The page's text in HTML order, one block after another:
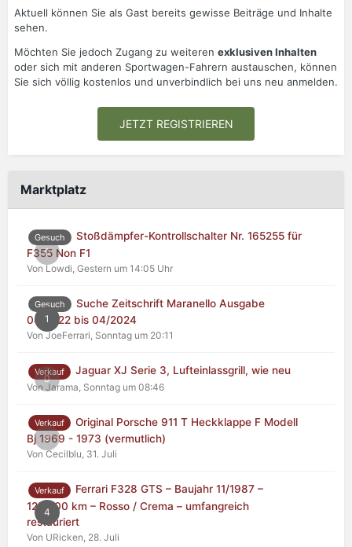
Aktuell können Sie als Gast bereits gewisse Beiträge und Inhalte
sehen.
Möchten Sie jedoch Zugang zu weiteren exklusiven Inhalten
oder sich mit anderen Sportwagen-Fahrern austauschen, können
Sie sich völlig kostenlos und unverbindlich bei uns neu anmelden.
JETZT REGISTRIEREN
Marktplatz
0
Gesuch
Stoßdämpfer-Kontrollschalter Nr. 165255 für
F355 Non F1
Von Lowdi, Gestern um 14:05 Uhr
1
Gesuch
Suche Zeitschrift Maranello Ausgabe
04/2022 bis 04/2024
Von JoeFerrari, Sonntag um 20:11
0
Verkauf Jaguar XJ Serie 3, Lufteinlassgrill, wie neu
Von Jarama, Sonntag um 08:46
0
Verkauf
Original Porsche 911 T Heckklappe F Modell
Bj 1969 - 1973 (vermutlich)
Von Cecilblu, 31. Juli
4
Verkauf
Ferrari F328 GTS – Baujahr 11/1987 –
125.000 km – Rosso / Crema – umfangreich
restauriert
Von URicken, 28. Juli